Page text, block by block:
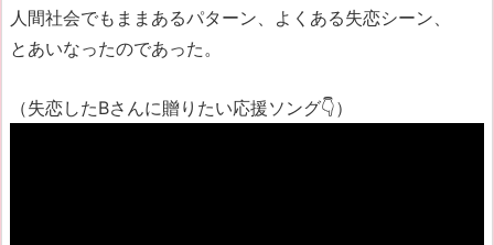
人間社会でもままあるパターン、よくある失恋シーン、
とあいなったのであった。
（失恋したBさんに贈りたい応援ソング👇）